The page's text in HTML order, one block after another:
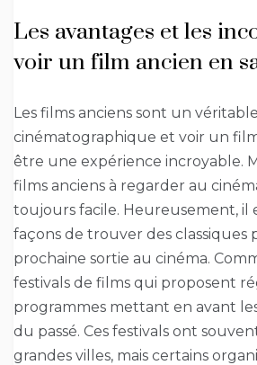
Les avantages et les
voir un film ancien en
Les films anciens sont un
cinématographique et voir un
être une expérience incroyable.
films anciens à regarder au
toujours facile. Heureusement, il
façons de trouver des classiques
prochaine sortie au cinéma.
festivals de films qui proposent
programmes mettant en avant
du passé. Ces festivals ont
grandes villes, mais certains